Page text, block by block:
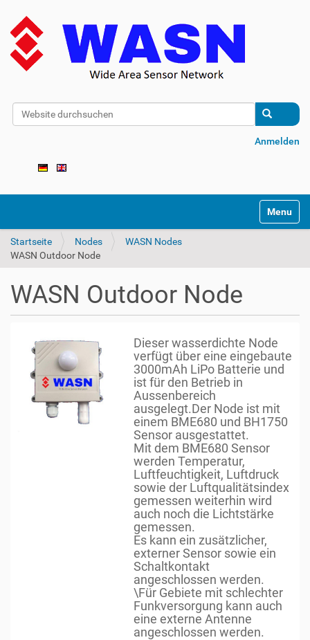
Website durchsuchen
Anmelden
v
Toggle
Startseite Nodes
WASN Nodes
WASN Outdoor Node
WASN Outdoor Node
Dieser wasserdichte Node
verfügt über eine eingebaute
3000mAh LiPo Batterie und
ist für den Betrieb in
Aussenbereich
ausgelegt.Der Node ist mit
einem BME680 und BH1750
Sensor ausgestattet.
Mit dem BME680 Sensor
werden Temperatur,
Luftfeuchtigkeit, Luftdruck
sowie der Luftqualitätsindex
gemessen weiterhin wird
auch noch die Lichtstärke
gemessen.
Es kann ein zusätzlicher,
externer Sensor sowie ein
Schaltkontakt
angeschlossen werden.
\Für Gebiete mit schlechter
Funkversorgung kann auch
eine externe Antenne
angeschlossen werden.